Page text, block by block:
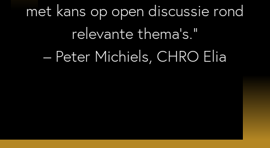
met kans op open discussie rond
relevante thema’s.”
– Peter Michiels, CHRO Elia